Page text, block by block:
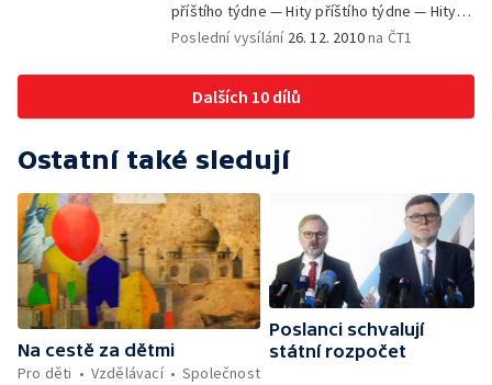
příštího týdne — Hity příštího týdne — Hity
příštího týdne — Hity příštího týdne — Hity
příštího týdne
Poslední vysílání 26. 12. 2010na ČT1
Dalších 10 dílů
Ostatní také sledují
Na cestě za dětmi
Pro děti
Vzdělávací Společnost
Poslanci schvalují
státní rozpočet